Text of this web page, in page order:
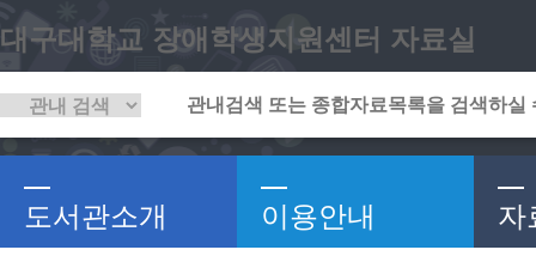
대구대학교 장애학생지원센터 자료실
도서관소개 이용안내 자